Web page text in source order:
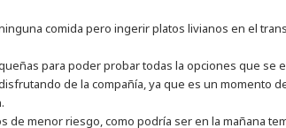
comida pero ingerir platos livianos en el
para poder probar todas la opciones que se
de la compañía, ya que es un momento
de menor riesgo, como podría ser en la mañana